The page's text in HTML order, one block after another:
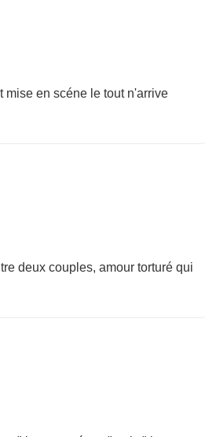
mise en scéne le tout n'arrive
deux couples, amour torturé qui